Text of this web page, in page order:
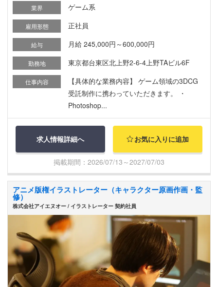
業界 ゲーム系
雇用形態 正社員
給与 月給 245,000円～600,000円
勤務地 東京都台東区北上野2-6-4上野TAビル6F
仕事内容
【具体的な業務内容】 ゲーム領域の3DCG
受託制作に携わっていただきます。 ・
Photoshop...
求人情報詳細へ お気に入りに追加
掲載期間：2026/07/13～2027/07/03
アニメ版権イラストレーター（キャラクター原画作画・監
修）
株式会社アイエヌオー / イラストレーター 契約社員